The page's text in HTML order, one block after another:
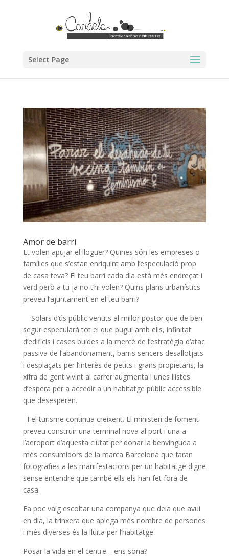
Select Page
Amor de barri
Et volen apujar el lloguer? Quines són les empreses o
famílies que s’estan enriquint amb l’especulació prop
de casa teva? El teu barri cada dia està més endreçat i
verd però a tu ja no t’hi volen? Quins plans urbanístics
preveu l’ajuntament en el teu barri?
Solars d’ús públic venuts al millor postor que de ben
segur especularà tot el que pugui amb ells, infinitat
d’edificis i cases buides a la mercè de l’estratègia d’atac
passiva de l’abandonament, barris sencers desallotjats
i desplaçats per l’interès de petits i grans propietaris, la
xifra de gent vivint al carrer augmenta i unes llistes
d’espera per a accedir a un habitatge públic accessible
que desesperen.
I el turisme continua creixent. El ministeri de foment
preveu construir una terminal nova al port i una a
l’aeroport d’aquesta ciutat per donar la benvinguda a
més consumidors de la marca Barcelona que faran
fotografies a les manifestacions per un habitatge digne
sense entendre que també ells els han fet fora de
casa.
Fa poc vaig escoltar una companya que deia que avui
en dia, la trinxera que aplega més nombre de persones
i més diverses és la lluita per l’habitatge.
Posar la vida en el centre… ens sona?